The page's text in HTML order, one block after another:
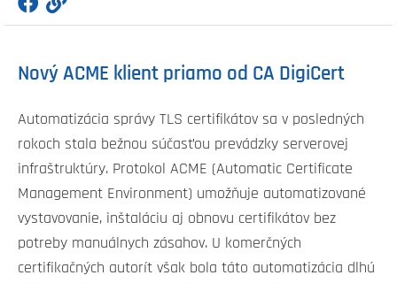
Nový ACME klient priamo od CA DigiCert
Automatizácia správy TLS certifikátov sa v posledných
rokoch stala bežnou súčasťou prevádzky serverovej
infraštruktúry. Protokol ACME (Automatic Certificate
Management Environment) umožňuje automatizované
vystavovanie, inštaláciu aj obnovu certifikátov bez
potreby manuálnych zásahov. U komerčných
certifikačných autorít však bola táto automatizácia dlhú